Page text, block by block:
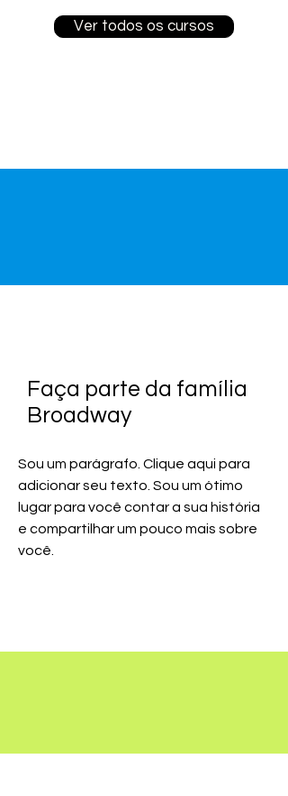
Ver todos os cursos
Faça parte da família
Broadway
Sou um parágrafo. Clique aqui para
adicionar seu texto. Sou um ótimo
lugar para você contar a sua história
e compartilhar um pouco mais sobre
você.